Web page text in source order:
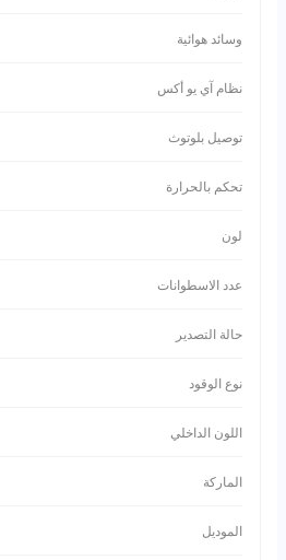
وسائد هوائية
نظام آي يو أكس
توصيل بلوتوث
تحكم بالحرارة
لون
عدد الاسطوانات
حالة التصدير
نوع الوقود
اللون الداخلي
الماركة
الموديل